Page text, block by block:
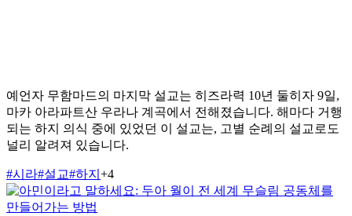
예언자 무함마드의 마지막 설교는 히즈라력 10년 둘히자 9일,
마카 아라파트산 우라나 계곡에서 전해졌습니다. 해마다 거행
되는 하지 의식 중에 있었던 이 설교는, 고별 순례의 설교로도
널리 알려져 있습니다.
#시라#설교#하지 +4